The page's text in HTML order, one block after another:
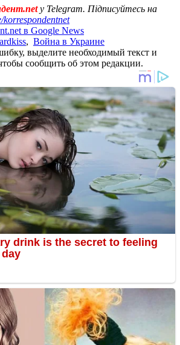
у Telegram. Підписуйтесь на
korrespondentnet
в Google News
, Война в Украине
выделите необходимый текст и
сообщить об этом редакции.